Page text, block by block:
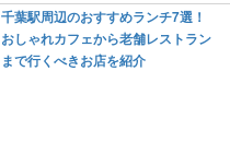
千葉駅周辺のおすすめランチ7選！
おしゃれカフェから老舗レストラン
まで行くべきお店を紹介